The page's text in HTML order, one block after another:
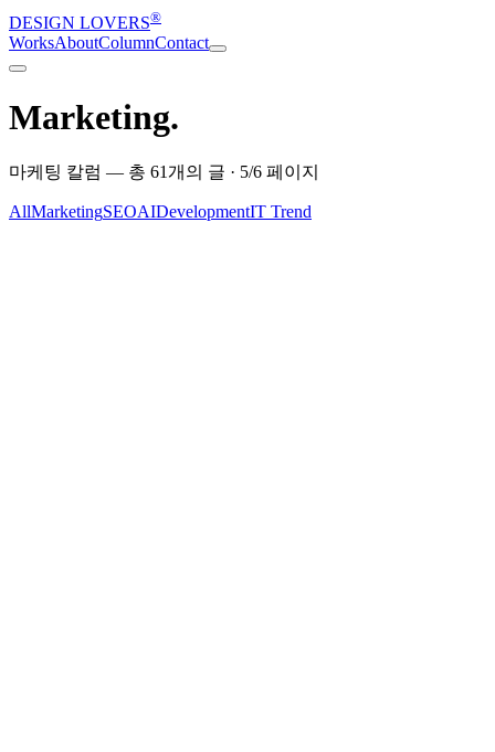
DESIGN LOVERS®
WorksAboutColumnContact
Marketing.
마케팅 칼럼 — 총 61개의 글 · 5/6 페이지
AllMarketingSEOAIDevelopmentIT Trend